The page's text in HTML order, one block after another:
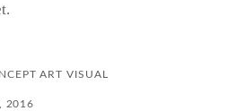
ART VISUAL
2016